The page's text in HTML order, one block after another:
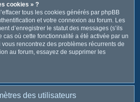
cookies » ?
tous les cookies générés par phpBB
et votre connexion au forum. Les
d’enregistrer le statut des messages (s’ils
cas où cette fonctionnalité a été activée par un
rencontrez des problèmes récurrents de
au forum, essayez de supprimer les
des utilisateurs